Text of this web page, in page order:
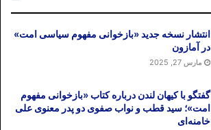
انتشار نسخه جدید «بازخوانی مفهوم سیاسی امت»
در آمازون
مارس 27, 2025
گفتگو با کیهان لندن درباره کتاب «بازخوانی مفهوم
امت»؛ سید قطب و نواب صفوی دو پدر معنوی علی
خامنه‌ای